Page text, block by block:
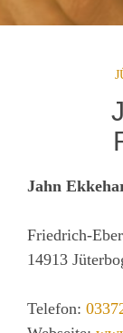
Jahn
Friedrich-
14913
Telefon: